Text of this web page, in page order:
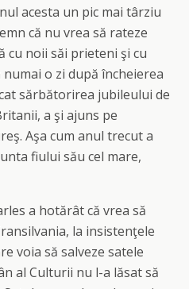
acesta un pic mai târziu
că nu vrea să rateze
noii săi prieteni şi cu
o zi după încheierea
sărbătorirea jubileului de
a şi ajuns pe
Aşa cum anul trecut a
fiului său cel mare,
a hotărât că vrea să
la insistenţele
voia să salveze satele
al Culturii nu l-a lăsat să